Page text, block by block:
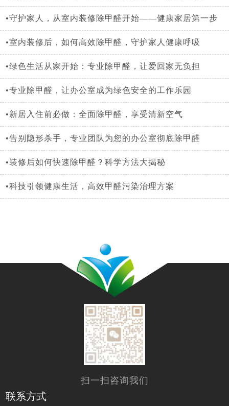
•守护家人，从室内装修除甲醛开始——健康家居第一步
•室内装修后，如何高效除甲醛，守护家人健康呼吸
•绿色生活从家开始：专业除甲醛，让爱回家无负担
•专业除甲醛，让办公室成为绿色安全的工作乐园
•新居入住前必做：全面除甲醛，享受清新空气
•告别隐形杀手，专业团队为您的办公室彻底除甲醛
•装修后如何快速除甲醛？科学方法大揭秘
•科技引领健康生活，高效甲醛污染治理方案
扫一扫咨询我们
联系方式